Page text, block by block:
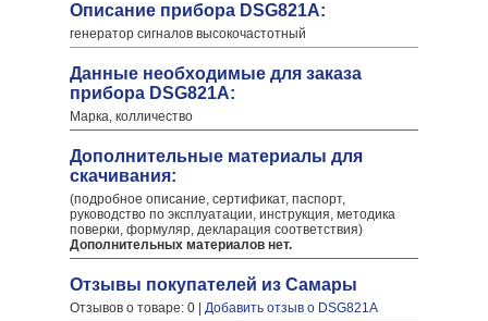
Описание прибора DSG821A:
генератор сигналов высокочастотный
Данные необходимые для заказа
прибора DSG821A:
Марка, колличество
Дополнительные материалы для
скачивания:
(подробное описание, сертификат, паспорт,
руководство по эксплуатации, инструкция, методика
поверки, формуляр, декларация соответствия)
Дополнительных материалов нет.
Отзывы покупателей из Самары
Отзывов о товаре: 0 | Добавить отзыв о DSG821A